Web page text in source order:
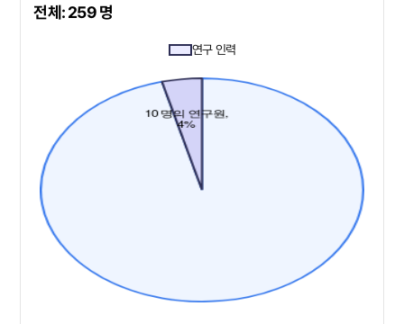
전체: 259 명
연구 인력